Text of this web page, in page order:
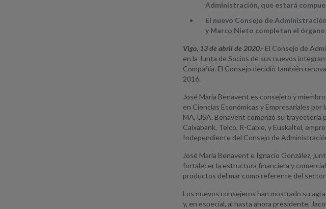
Administración, que estará
El nuevo Consejo de
y Marco Nieto completan el
Vigo, 13 de abril de 2020.- El Consejo de
en la Junta de Socios de sus nuevos
Compañía. El Consejo decidió también
2016.
José María Benavent es consejero y
en Ciencias Económicas y Empresariales
MA, USA. Benavent comenzó su trayectoria
Caixabank, Telco, R-Cable, y Euskaltel,
Independiente del Consejo de
José María Benavent e Ignacio González,
fortalecer la estructura financiera y
productos del mar como referente del sector
Los nuevos consejeros han mostrado su
y, en especial, al hasta ahora presidente,